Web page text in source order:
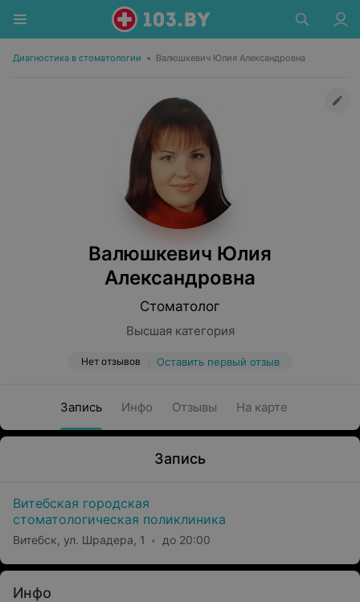
Диагностика в стоматологии • Валюшкевич Юлия Александровна
Валюшкевич Юлия
Александровна
Стоматолог
Высшая категория
Нет отзывов Оставить первый отзыв
Запись Инфо Отзывы На карте
Запись
Витебская городская
стоматологическая поликлиника
Витебск, ул. Шрадера, 1 до 20:00
Инфо